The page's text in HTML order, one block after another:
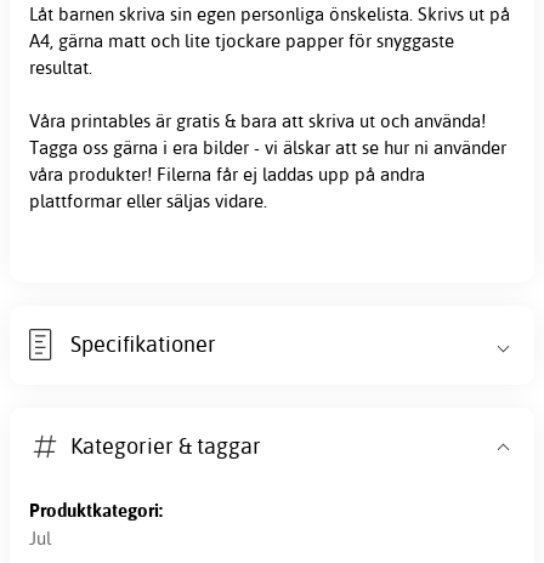
Låt barnen skriva sin egen personliga önskelista. Skrivs ut på
A4, gärna matt och lite tjockare papper för snyggaste
resultat.
Våra printables är gratis & bara att skriva ut och använda!
Tagga oss gärna i era bilder - vi älskar att se hur ni använder
våra produkter! Filerna får ej laddas upp på andra
plattformar eller säljas vidare.
Specifikationer
Kategorier & taggar
Produktkategori:
Jul